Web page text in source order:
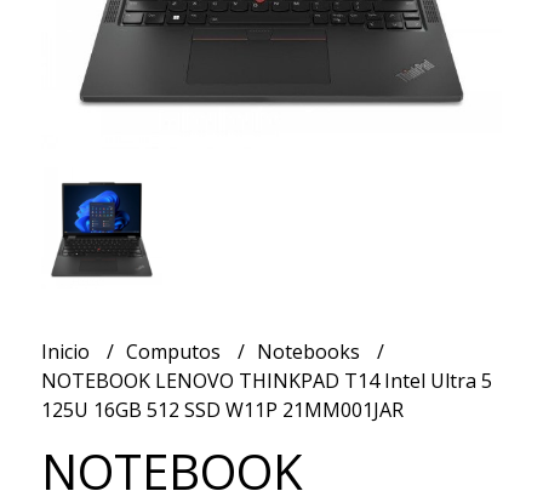
Inicio Computos
Notebooks
NOTEBOOK LENOVO THINKPAD T14 Intel Ultra 5
125U 16GB 512 SSD W11P 21MM001JAR
NOTEBOOK